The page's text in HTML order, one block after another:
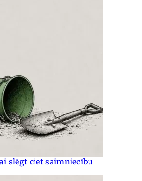
slēgt ciet saimniecību